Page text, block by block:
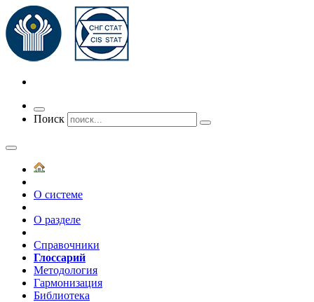
Переключить
навигацию
Поиск
О системе
О разделе
Справочники
Глоссарий
Методология
Гармонизация
Библиотека